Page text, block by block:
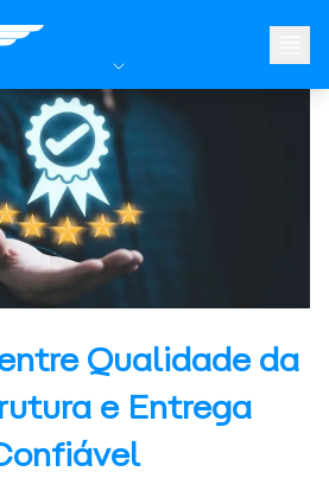
e Entrega